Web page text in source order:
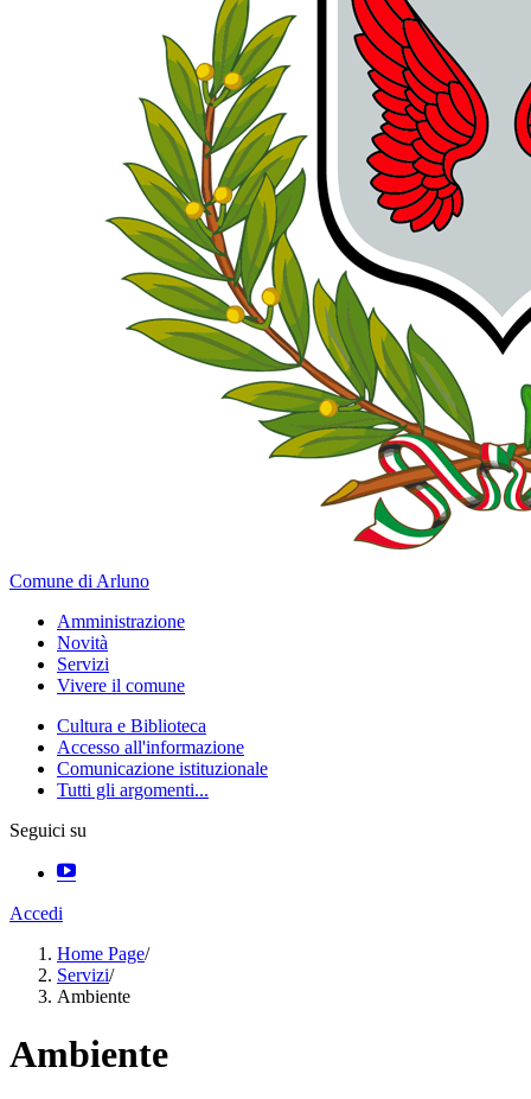
Comune di Arluno
Amministrazione
Novità
Servizi
Vivere il comune
Cultura e Biblioteca
Accesso all'informazione
Comunicazione istituzionale
Tutti gli argomenti...
Seguici su
Accedi
Home Page/
Servizi/
Ambiente
Ambiente